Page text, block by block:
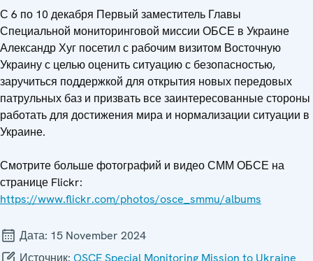
С 6 по 10 декабря Первый заместитель Главы
Специальной мониторинговой миссии ОБСЕ в Украине
Александр Хуг посетил с рабочим визитом Восточную
Украину с целью оценить ситуацию с безопасностью,
заручиться поддержкой для открытия новых передовых
патрульных баз и призвать все заинтересованные стороны
работать для достижения мира и нормализации ситуации в
Украине.
Смотрите больше фотографий и видео СММ ОБСЕ на
странице Flickr:
https://www.flickr.com/photos/osce_smmu/albums
Дата: 15 November 2024
Источник: OSCE Special Monitoring Mission to Ukraine